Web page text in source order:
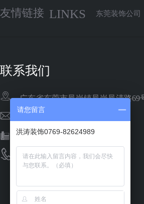
友情链接 LINKS 东莞装饰公司
联系我们
广东省东莞市凤岗镇凤岗凤清路69
188-1433-4979
请您留言
洪涛装饰0769-82624989